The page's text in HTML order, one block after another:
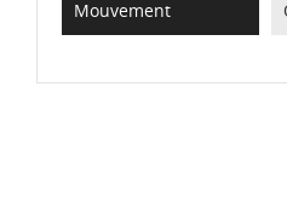
Mouvement